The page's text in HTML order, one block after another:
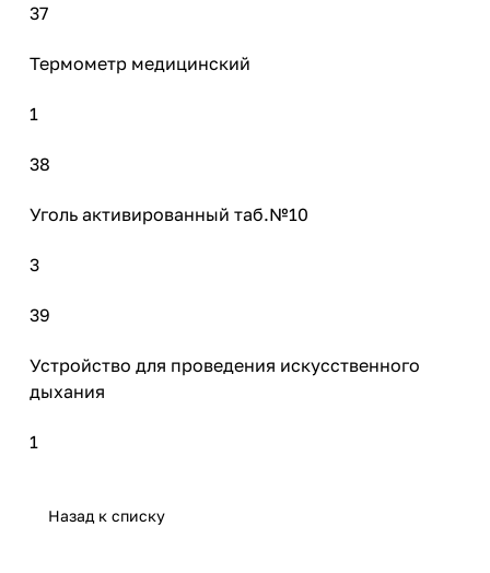
37
Термометр медицинский
1
38
Уголь активированный таб.№10
3
39
Устройство для проведения искусственного
дыхания
1
Назад к списку